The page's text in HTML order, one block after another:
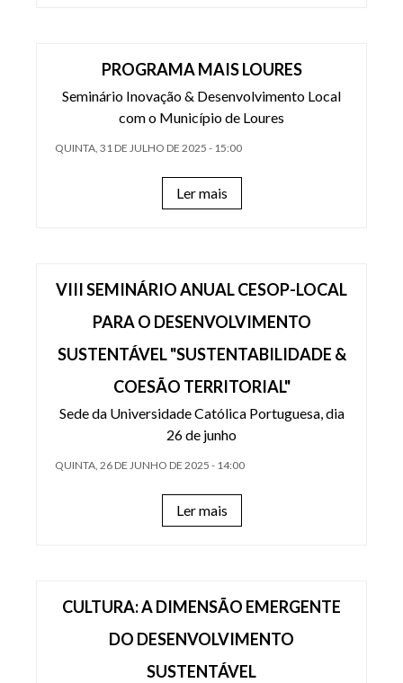
PROGRAMA MAIS LOURES
Seminário Inovação & Desenvolvimento Local
com o Município de Loures
QUINTA, 31 DE JULHO DE 2025 - 15:00
Ler mais
VIII SEMINÁRIO ANUAL CESOP-LOCAL
PARA O DESENVOLVIMENTO
SUSTENTÁVEL "SUSTENTABILIDADE &
COESÃO TERRITORIAL"
Sede da Universidade Católica Portuguesa, dia
26 de junho
QUINTA, 26 DE JUNHO DE 2025 - 14:00
Ler mais
CULTURA: A DIMENSÃO EMERGENTE
DO DESENVOLVIMENTO
SUSTENTÁVEL